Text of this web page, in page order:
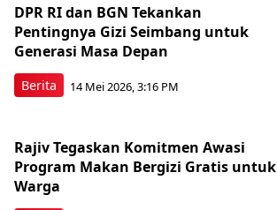
Berita
DPR RI dan BGN Tekankan
Pentingnya Gizi Seimbang untuk
Generasi Masa Depan
14 Mei 2026, 3:16 PM
Rajiv Tegaskan Komitmen Awasi
Program Makan Bergizi Gratis untuk
Warga